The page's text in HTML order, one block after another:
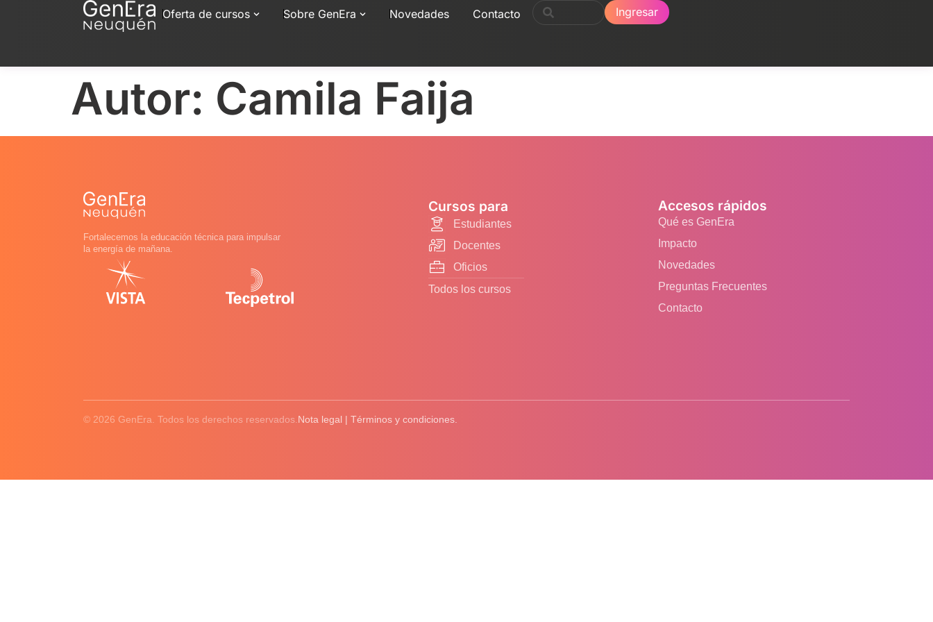
Oferta de cursos Sobre GenEra Novedades Contacto Ingresar
Autor: Camila Faija
Fortalecemos la educación técnica para impulsar
la energía de mañana.
Cursos para
Estudiantes
Docentes
Oficios
Todos los cursos
Accesos rápidos
Qué es GenEra
Impacto
Novedades
Preguntas Frecuentes
Contacto
© 2026 GenEra. Todos los derechos reservados. Nota legal | Términos y condiciones.